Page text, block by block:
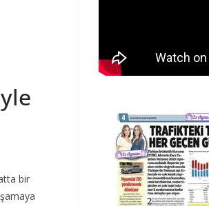
bir